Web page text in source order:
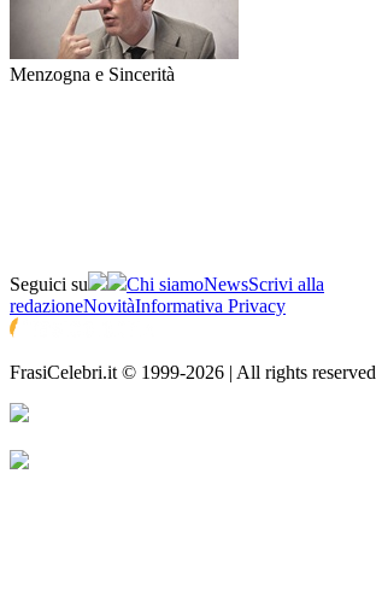
Menzogna e Sincerità
Seguici su Chi siamoNewsScrivi alla
redazioneNovitàInformativa Privacy
FrasiCelebri.it © 1999-2026 | All rights reserved